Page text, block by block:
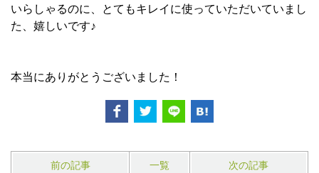
いらしゃるのに、とてもキレイに使っていただいていまし
た、嬉しいです♪
本当にありがとうございました！
前の記事 一覧 次の記事